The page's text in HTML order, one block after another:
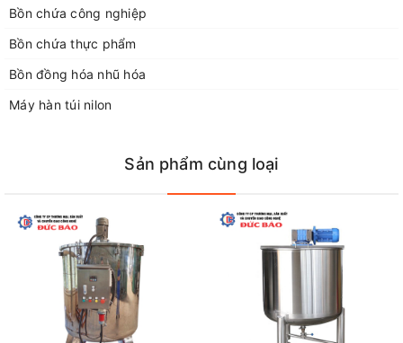
Bồn chứa công nghiệp
Bồn chứa thực phẩm
Bồn đồng hóa nhũ hóa
Máy hàn túi nilon
Sản phẩm cùng loại